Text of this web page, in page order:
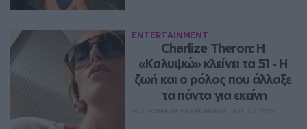
ENTERTAINMENT
Charlize Theron: Η
«Καλυψώ» κλείνει τα 51 ‑ H
ζωή και ο ρόλος που άλλαξε
τα πάντα για εκείνη